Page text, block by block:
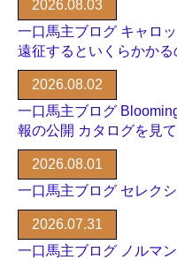
2026.08.03
一口馬主ブログ キャロ
遠征するといくらかかる
2026.08.02
一口馬主ブログ
報の公開 カタログを見
2026.08.01
一口馬主ブログ セレク
2026.07.31
一口馬主ブログ ノルマ